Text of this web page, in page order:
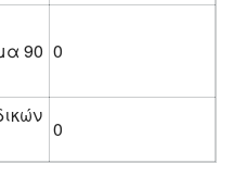
90 0
0